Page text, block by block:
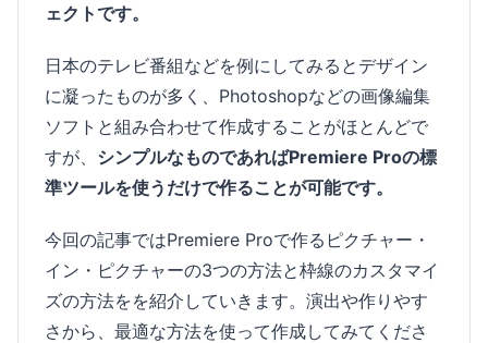
ェクトです。
日本のテレビ番組などを例にしてみるとデザイン
に凝ったものが多く、Photoshopなどの画像編集
ソフトと組み合わせて作成することがほとんどで
すが、 シンプルなものであればPremiere Proの標
準ツールを使うだけで作ることが可能です。
今回の記事ではPremiere Proで作るピクチャー・
イン・ピクチャーの3つの方法と枠線のカスタマイ
ズの方法をを紹介していきます。演出や作りやす
さから、最適な方法を使って作成してみてくださ